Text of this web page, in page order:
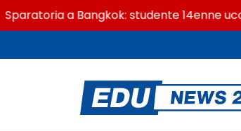
Sparatoria a Bangkok: studente 14enne